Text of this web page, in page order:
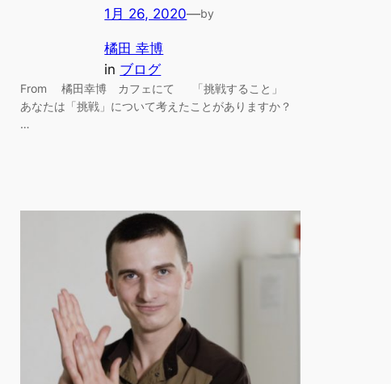
1月 26, 2020—by
橘田 幸博
in ブログ
From 橘田幸博 カフェにて 「挑戦すること」
あなたは「挑戦」について考えたことがありますか？
…